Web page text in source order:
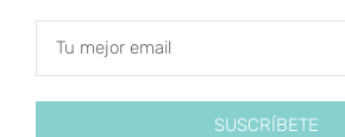
SUSCRÍBETE